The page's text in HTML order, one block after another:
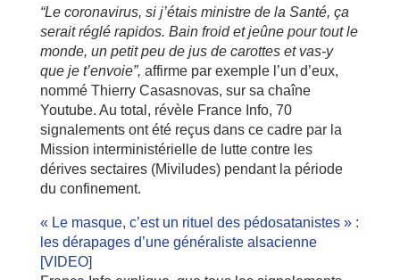
“Le coronavirus, si j’étais ministre de la Santé, ça
serait réglé rapidos. Bain froid et jeûne pour tout le
monde, un petit peu de jus de carottes et vas-y
que je t’envoie”, affirme par exemple l’un d’eux,
nommé Thierry Casasnovas, sur sa chaîne
Youtube. Au total, révèle France Info, 70
signalements ont été reçus dans ce cadre par la
Mission interministérielle de lutte contre les
dérives sectaires (Miviludes) pendant la période
du confinement.
« Le masque, c’est un rituel des pédosatanistes » :
les dérapages d’une généraliste alsacienne
[VIDEO]